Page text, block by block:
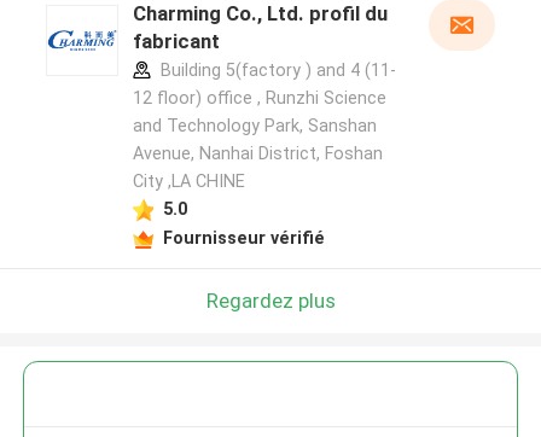
Charming Co., Ltd. profil du
fabricant
Building 5(factory ) and 4 (11-
12 floor) office , Runzhi Science
and Technology Park, Sanshan
Avenue, Nanhai District, Foshan
City ,LA CHINE
5.0
Fournisseur vérifié
Regardez plus